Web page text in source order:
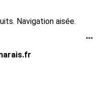
Navigation aisée.